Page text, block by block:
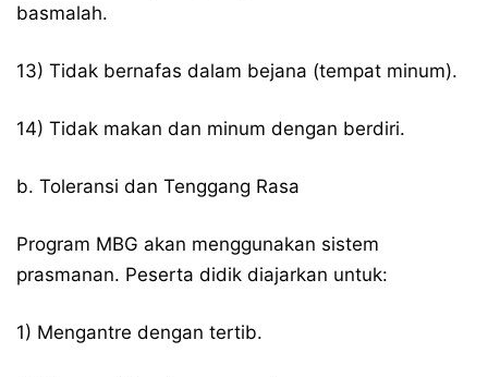
basmalah.
13) Tidak bernafas dalam bejana (tempat minum).
14) Tidak makan dan minum dengan berdiri.
b. Toleransi dan Tenggang Rasa
Program MBG akan menggunakan sistem
prasmanan. Peserta didik diajarkan untuk:
1) Mengantre dengan tertib.